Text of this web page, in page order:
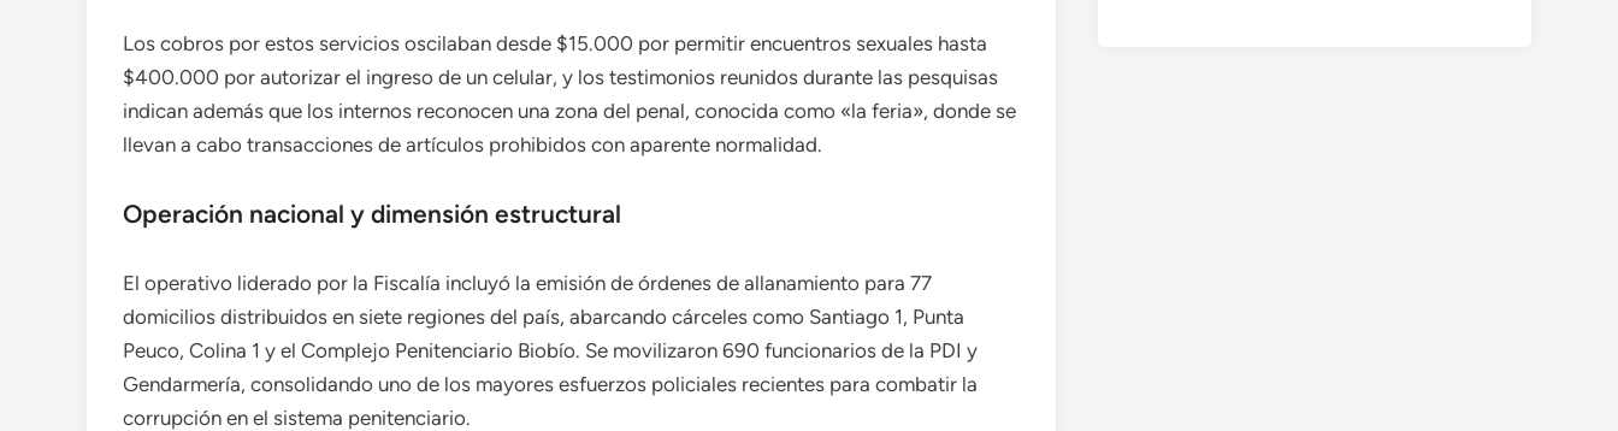
Los cobros por estos servicios oscilaban desde $15.000 por permitir encuentros sexuales hasta
$400.000 por autorizar el ingreso de un celular, y los testimonios reunidos durante las pesquisas
indican además que los internos reconocen una zona del penal, conocida como «la feria», donde se
llevan a cabo transacciones de artículos prohibidos con aparente normalidad.
Operación nacional y dimensión estructural
El operativo liderado por la Fiscalía incluyó la emisión de órdenes de allanamiento para 77
domicilios distribuidos en siete regiones del país, abarcando cárceles como Santiago 1, Punta
Peuco, Colina 1 y el Complejo Penitenciario Biobío. Se movilizaron 690 funcionarios de la PDI y
Gendarmería, consolidando uno de los mayores esfuerzos policiales recientes para combatir la
corrupción en el sistema penitenciario.